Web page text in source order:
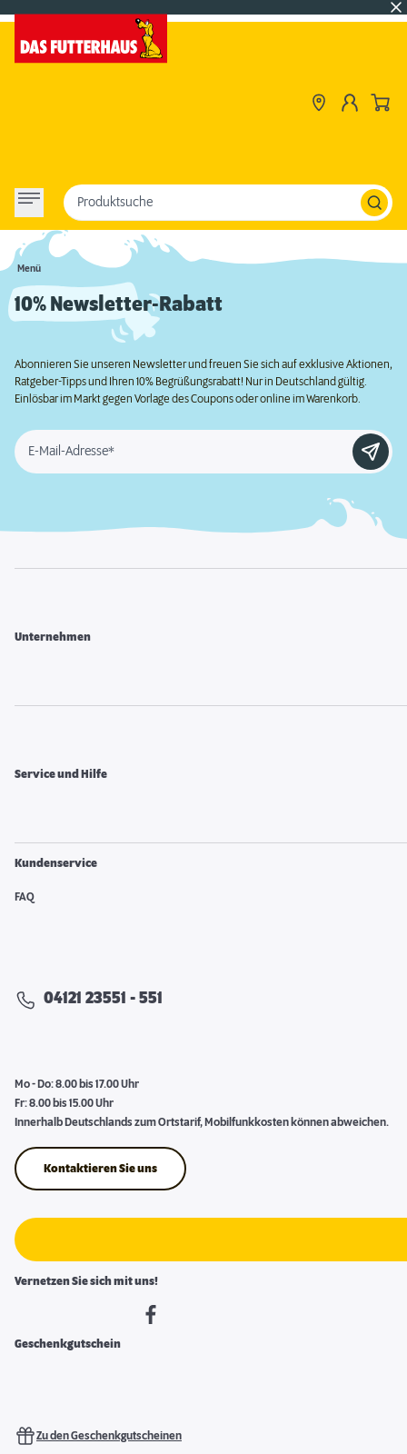
Menü
Produktsuche
10% Newsletter-Rabatt
Abonnieren Sie unseren Newsletter und freuen Sie sich auf exklusive Aktionen,
Ratgeber-Tipps und Ihren 10% Begrüßungsrabatt! Nur in Deutschland gültig.
Einlösbar im Markt gegen Vorlage des Coupons oder online im Warenkorb.
E-Mail-Adresse*
Unternehmen
Service und Hilfe
Kundenservice
FAQ
04121 23551 - 551
Mo - Do: 8.00 bis 17.00 Uhr
Fr: 8.00 bis 15.00 Uhr
Innerhalb Deutschlands zum Ortstarif, Mobilfunkkosten können abweichen.
Kontaktieren Sie uns
Vernetzen Sie sich mit uns!
Geschenkgutschein
Zu den Geschenkgutscheinen